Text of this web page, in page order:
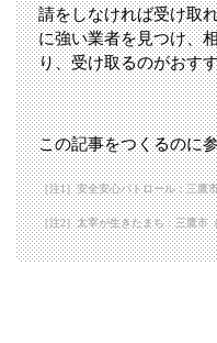
請をしなければ受け取
に強い業者を見つけ、
り、受け取るのがおす
この記事をつくるのに
［注1］安全安心パトロール：三鷹
［注2］太宰が生きたまち：三鷹市